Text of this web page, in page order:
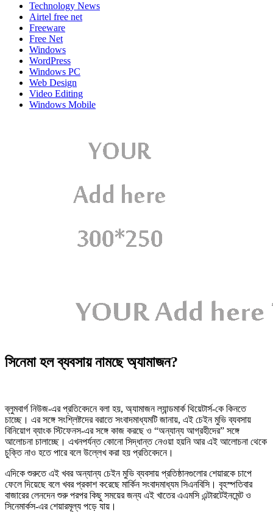
Technology News
Airtel free net
Freeware
Free Net
Windows
WordPress
Windows PC
Web Design
Video Editing
Windows Mobile
সিনেমা হল ব্যবসায় নামছে অ্যামাজন?
ব্লুমবার্গ নিউজ-এর প্রতিবেদনে বলা হয়, অ্যামাজন ল্যান্ডমার্ক থিয়েটার্স-কে কিনতে
চাচ্ছে। এর সঙ্গে সংশ্লিষ্টদের বরাতে সংবাদমাধ্যমটি জানায়, এই চেইন মুভি ব্যবসায়
বিনিয়োগ ব্যাংক স্টিফেনস-এর সঙ্গে কাজ করছে ও “অন্যান্য আগ্রহীদের” সঙ্গে
আলোচনা চালাচ্ছে। এখনপর্যন্ত কোনো সিদ্ধান্ত নেওয়া হয়নি আর এই আলোচনা থেকে
চুক্তি নাও হতে পারে বলে উল্লেখ করা হয় প্রতিবেদনে।
এদিকে শুরুতে এই খবর অন্যান্য চেইন মুভি ব্যবসায় প্রতিষ্ঠানগুলোর শেয়ারকে চাপে
ফেলে দিয়েছে বলে খবর প্রকাশ করেছে মার্কিন সংবাদমাধ্যম সিএনবিসি। বৃহস্পতিবার
বাজারের লেনদেন শুরু পরপর কিছু সময়ের জন্য এই খাতের এএমসি এন্টারটেইনমেন্ট ও
সিনেমার্কস-এর শেয়ারমূল্য পড়ে যায়।